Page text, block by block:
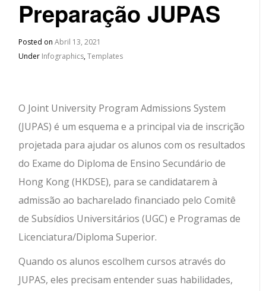
Preparação JUPAS
Posted onAbril 13, 2021
Under Infographics,Templates
O Joint University Program Admissions System
(JUPAS) é um esquema e a principal via de inscrição
projetada para ajudar os alunos com os resultados
do Exame do Diploma de Ensino Secundário de
Hong Kong (HKDSE), para se candidatarem à
admissão ao bacharelado financiado pelo Comitê
de Subsídios Universitários (UGC) e Programas de
Licenciatura/Diploma Superior.
Quando os alunos escolhem cursos através do
JUPAS, eles precisam entender suas habilidades,